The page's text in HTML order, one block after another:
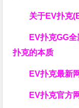
关于EV扑克
EV扑克GG全
扑克的本质
EV扑克最新
EV扑克官方